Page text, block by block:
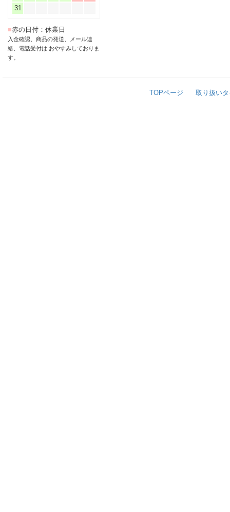
31
■赤の日付：休業日
入金確認、商品の発送、メール連
絡、電話受付は おやすみしておりま
す。
TOPページ 取り扱い